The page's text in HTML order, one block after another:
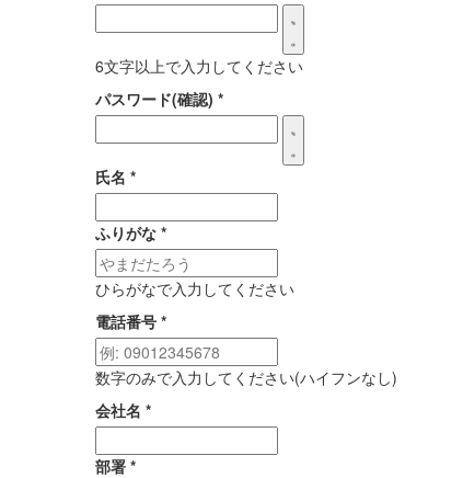
6文字以上で入力してください
パスワード(確認) *
氏名 *
ふりがな *
ひらがなで入力してください
電話番号 *
数字のみで入力してください(ハイフンなし)
会社名 *
部署 *